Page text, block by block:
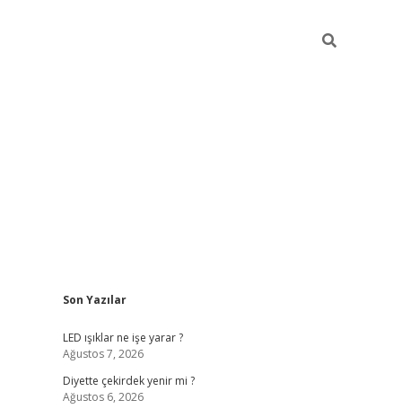
Sidebar
Son Yazılar
LED ışıklar ne işe yarar ?
Ağustos 7, 2026
Diyette çekirdek yenir mi ?
Ağustos 6, 2026